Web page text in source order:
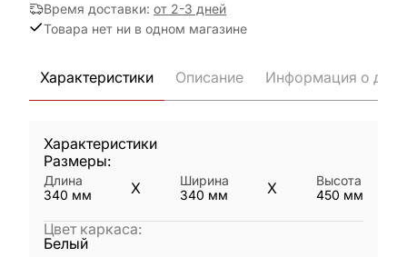
Время доставки: от 2-3 дней
Товара нет ни в одном магазине
Характеристики Описание Информация о
Характеристики
Размеры:
Длина
340 мм X
Ширина
340 мм X
Высота
450 мм
Цвет каркаса:
Белый